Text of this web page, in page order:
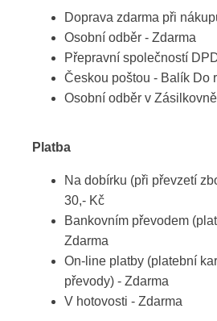
Doprava zdarma při
Osobní odběr - Zdarma
Přepravní společností
Českou poštou - Balík Do
Osobní odběr v
Platba
Na dobírku (při převzetí
30,- Kč
Bankovním převodem
Zdarma
On-line platby (platební
převody) - Zdarma
V hotovosti - Zdarma